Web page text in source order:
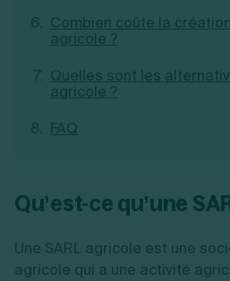
Découvrez notre cabinet
comptable LS Compta
Création de SCI
Création d'association
Aides à la création d’entreprise
Ouverture compte pro
Fermeture d’une entreprise
Combien coûte la création
agricole ?
Quelles sont les
agricole ?
FAQ
Qu’est-ce qu’une
Une SARL agricole est une
agricole qui a une activité